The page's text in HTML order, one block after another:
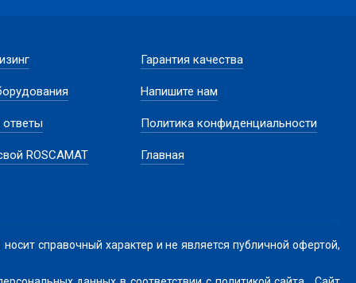
Гарантия качества
Напишите нам
Политика конфиденциальности
ROSCAMAT Главная
справочный характер и не является публичной офертой,